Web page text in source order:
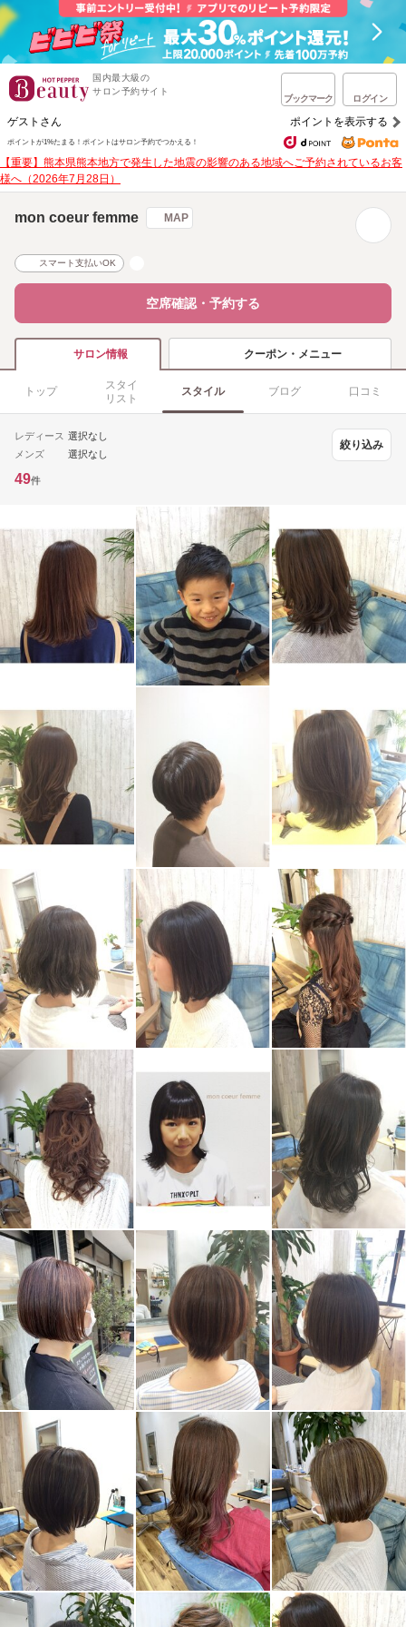
国内最大級の
サロン予約サイト
ブックマーク ログイン
ゲストさん ポイントを表示する
ポイントが1%たまる！ ポイントはサロン予約でつかえる！
【重要】熊本県熊本地方で発生した地震の影響のある地域へご予約されているお客
様へ（2026年7月28日）
mon coeur femme MAP
スマート支払いOK
空席確認・予約する
サロン情報 クーポン・メニュー
トップ
スタイ
リスト
スタイル ブログ 口コミ
レディース 選択なし
メンズ
選択なし
絞り込み
49件